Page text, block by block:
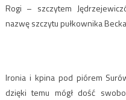
Rogi – szczytem
nazwę szczytu pułkownika
Ironia i kpina pod piórem
dzięki temu mógł dość